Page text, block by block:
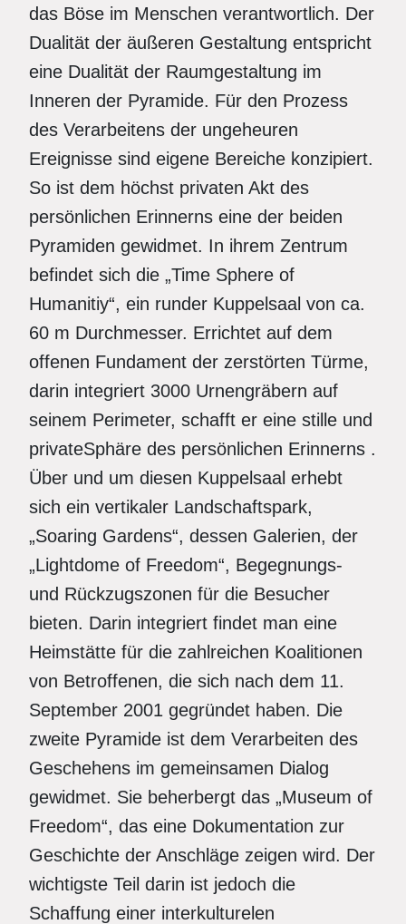
das Böse im Menschen verantwortlich. Der
Dualität der äußeren Gestaltung entspricht
eine Dualität der Raumgestaltung im
Inneren der Pyramide. Für den Prozess
des Verarbeitens der ungeheuren
Ereignisse sind eigene Bereiche konzipiert.
So ist dem höchst privaten Akt des
persönlichen Erinnerns eine der beiden
Pyramiden gewidmet. In ihrem Zentrum
befindet sich die „Time Sphere of
Humanitiy“, ein runder Kuppelsaal von ca.
60 m Durchmesser. Errichtet auf dem
offenen Fundament der zerstörten Türme,
darin integriert 3000 Urnengräbern auf
seinem Perimeter, schafft er eine stille und
privateSphäre des persönlichen Erinnerns .
Über und um diesen Kuppelsaal erhebt
sich ein vertikaler Landschaftspark,
„Soaring Gardens“, dessen Galerien, der
„Lightdome of Freedom“, Begegnungs-
und Rückzugszonen für die Besucher
bieten. Darin integriert findet man eine
Heimstätte für die zahlreichen Koalitionen
von Betroffenen, die sich nach dem 11.
September 2001 gegründet haben. Die
zweite Pyramide ist dem Verarbeiten des
Geschehens im gemeinsamen Dialog
gewidmet. Sie beherbergt das „Museum of
Freedom“, das eine Dokumentation zur
Geschichte der Anschläge zeigen wird. Der
wichtigste Teil darin ist jedoch die
Schaffung einer interkulturelen